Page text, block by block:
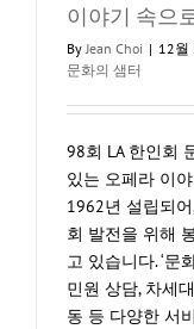
이야기 속으
ByJean Choi | 12월
문화의 샘터
98회 LA 한인회
있는 오페라 이
1962년 설립되
회 발전을 위해
고 있습니다. ‘문
민원 상담, 차세
동 등 다양한 서